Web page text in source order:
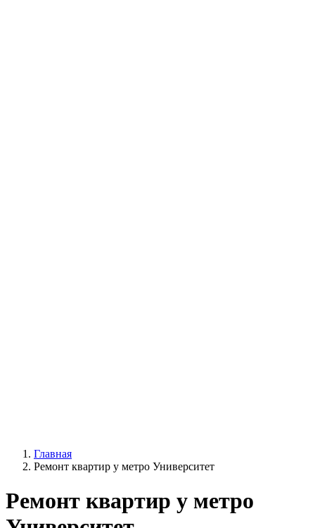
Главная
Ремонт квартир у метро Университет
Ремонт квартир у метро